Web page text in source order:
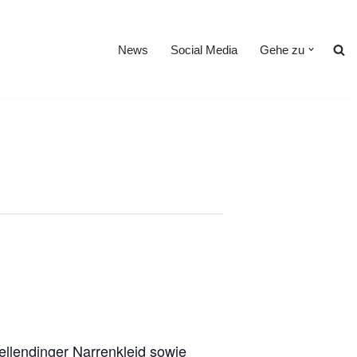
News Social Media Gehe zu
Narrenkleid sowie